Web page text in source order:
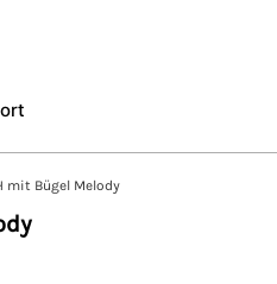
mit Bügel Melody